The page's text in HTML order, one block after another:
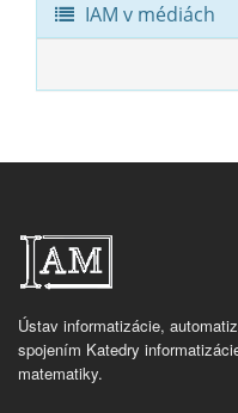
IAM v médiách
Ústav informatizácie,
spojením Katedry
matematiky.